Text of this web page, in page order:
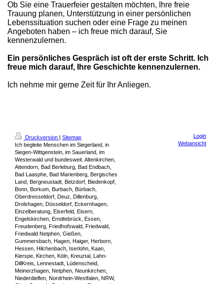
Ob Sie eine Trauerfeier gestalten möchten, Ihre freie
Trauung planen, Unterstützung in einer persönlichen
Lebenssituation suchen oder eine Frage zu meinen
Angeboten haben – ich freue mich darauf, Sie
kennenzulernen.
Ein persönliches Gespräch ist oft der erste Schritt. Ich
freue mich darauf, Ihre Geschichte kennenzulernen.
Ich nehme mir gerne Zeit für Ihr Anliegen.
Druckversion
Sitemap
Ich begleite Menschen im Siegerland, in
Siegen-Wittgenstein, im Sauerland, im
Westerwald und bundesweit. Altenkirchen,
Attendorn, Bad Berleburg, Bad Endbach,
Bad Laasphe, Bad Marienberg, Bergisches
Land, Bergneustadt, Betzdorf, Biedenkopf,
Bonn, Borkum, Burbach, Bürbach,
Oberdresseldorf, Deuz, Dillenburg,
Drolshagen, Düsseldorf, Eckernhagen,
Einzelberatung, Eiserfeld, Eisern,
Engelskirchen, Erndtebrück, Essen,
Freudenberg, Friedhofswald, Friedwald,
Friedwald Netphen, Gießen,
Gummersbach, Hagen, Haiger, Herborn,
Hessen, Hilchenbach, Iserlohn, Kaan,
Kierspe, Kirchen, Köln, Kreuztal, Lahn-
DillKreis, Lennestadt, Lüdenscheid,
Meinerzhagen, Netphen, Neunkirchen,
Niederdielfen, Nordrhein-Westfalen, NRW,
Login
Webansicht